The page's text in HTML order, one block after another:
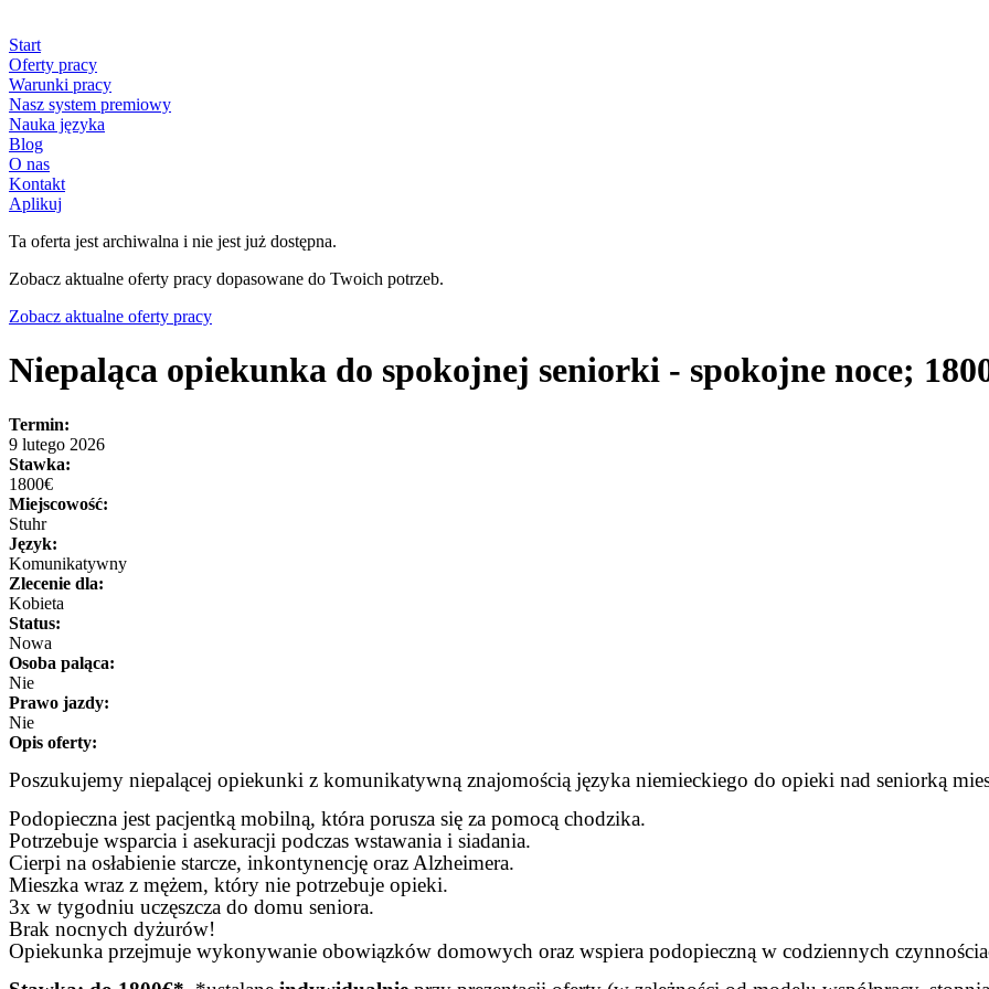
Start
Oferty pracy
Warunki pracy
Nasz system premiowy
Nauka języka
Blog
O nas
Kontakt
Aplikuj
Ta oferta jest archiwalna i nie jest już dostępna.
Zobacz aktualne oferty pracy dopasowane do Twoich potrzeb.
Zobacz aktualne oferty pracy
Niepaląca opiekunka do spokojnej seniorki - spokojne noce;
Termin:
9 lutego 2026
Stawka:
1800€
Miejscowość:
Stuhr
Język:
Komunikatywny
Zlecenie dla:
Kobieta
Status:
Nowa
Osoba paląca:
Nie
Prawo jazdy:
Nie
Opis oferty:
Poszukujemy niepalącej opiekunki z komunikatywną znajomością języka niemieckiego do opieki nad seniorką
Podopieczna jest pacjentką mobilną, która porusza się za pomocą chodzika.
Potrzebuje wsparcia i asekuracji podczas wstawania i siadania.
Cierpi na osłabienie starcze, inkontynencję oraz Alzheimera.
Mieszka wraz z mężem, który nie potrzebuje opieki.
3x w tygodniu uczęszcza do domu seniora.
Brak nocnych dyżurów!
Opiekunka przejmuje wykonywanie obowiązków domowych oraz wspiera podopieczną w codziennych